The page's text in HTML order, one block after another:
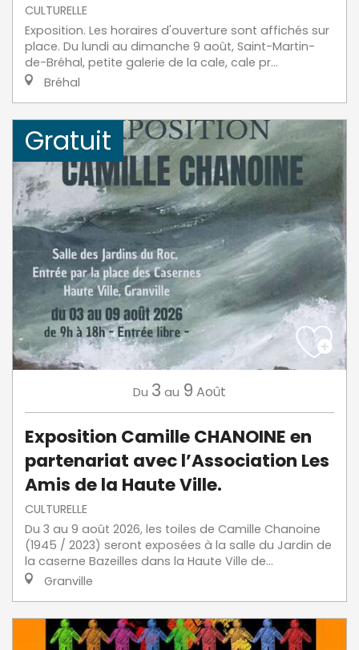
CULTURELLE
Exposition. Les horaires d'ouverture sont affichés sur
place. Du lundi au dimanche 9 août, Saint-Martin-
de-Bréhal, petite galerie de la cale, cale pr...
Bréhal
Gratuit
Du 3 au 9 Août
Exposition Camille CHANOINE en
partenariat avec l’Association Les
Amis de la Haute Ville.
CULTURELLE
Du 3 au 9 août 2026, les toiles de Camille Chanoine
(1945 / 2023) seront exposées à la salle du Jardin de
la caserne Bazeilles dans la Haute Ville de...
Granville